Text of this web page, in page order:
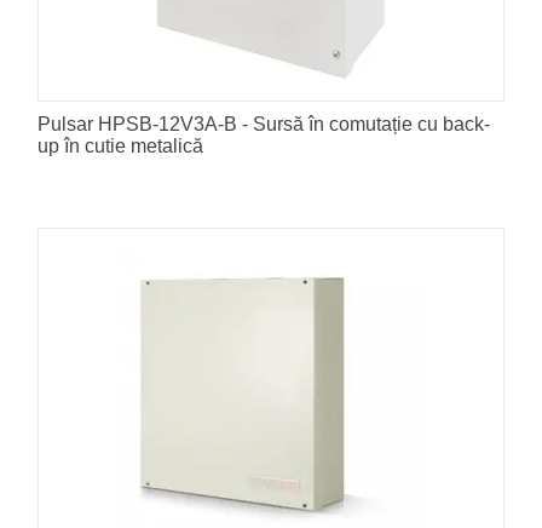
Pulsar HPSB-12V3A-B - Sursă în comutație cu back-
up în cutie metalică